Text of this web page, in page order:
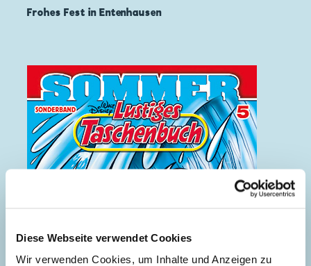
Diese Webseite verwendet Cookies
Wir verwenden Cookies, um Inhalte und Anzeigen zu
Frohes Fest in Entenhausen